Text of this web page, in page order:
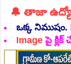
🔔 తాజా
ఒక్క
Imageపై